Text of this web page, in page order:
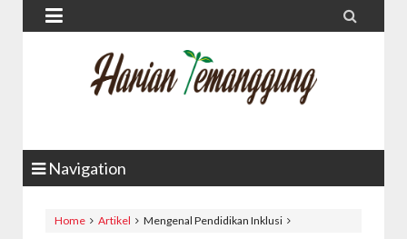
 
Navigation
Home Artikel Mengenal Pendidikan Inklusi